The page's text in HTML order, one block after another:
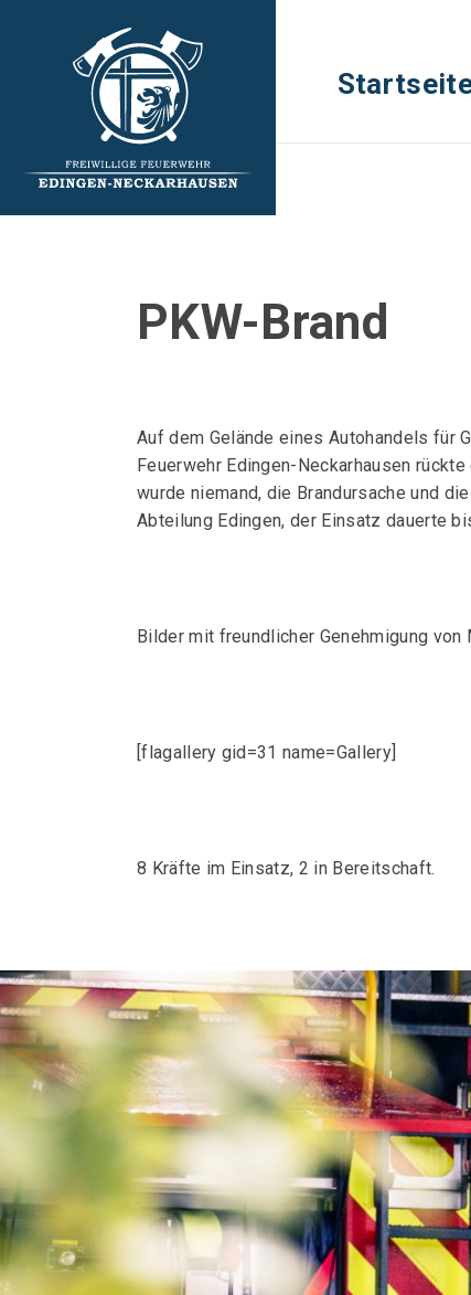
PKW-Brand
Auf dem Gelände eines Autohandels für
Feuerwehr Edingen-Neckarhausen
wurde niemand, die Brandursache und
Abteilung Edingen, der Einsatz dauerte
Bilder mit freundlicher Genehmigung
[flagallery gid=31 name=Gallery]
8 Kräfte im Einsatz, 2 in Bereitschaft.